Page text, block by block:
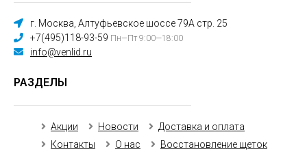
г. Москва, Алтуфьевское шоссе 79А стр. 25
+7(495)118-93-59 Пн—Пт 9:00—18:00
info@venlid.ru
РАЗДЕЛЫ
Акции Новости
Доставка и оплата
Контакты
О нас
Восстановление щеток